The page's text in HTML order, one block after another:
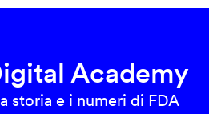
Academy
storia e i numeri di FDA